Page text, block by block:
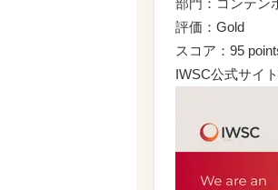
部門：コンテン
評価：Gold
スコア：95
IWSC公式サイ